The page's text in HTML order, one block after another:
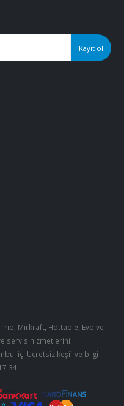
Mirkraft, Hottable, Evo ve
servis hizmetlerini
içi Ücretsiz keşif ve bilgi
34